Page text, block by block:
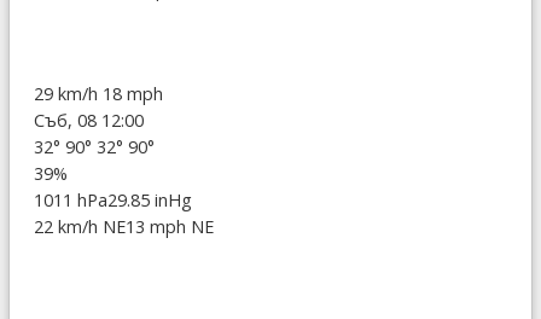
29 km/h 18 mph
Съб, 08 12:00
32° 90° 32° 90°
39%
1011 hPa29.85 inHg
22 km/h NE13 mph NE